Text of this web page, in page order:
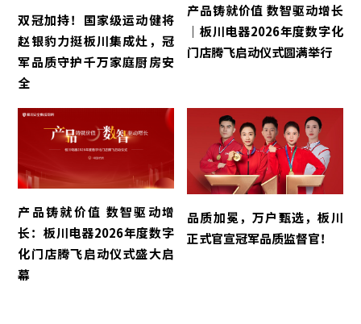
双冠加持！国家级运动健将
赵银豹力挺板川集成灶，冠
军品质守护千万家庭厨房安
全
产品铸就价值 数智驱动增长
｜板川电器2026年度数字化
门店腾飞启动仪式圆满举行
产品铸就价值 数智驱动增
长：板川电器2026年度数字
化门店腾飞启动仪式盛大启
幕
品质加冕，万户甄选，板川
正式官宣冠军品质监督官！